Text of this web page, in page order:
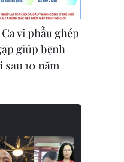
Ca vi phẫu ghép
giúp bệnh
sau 10 năm